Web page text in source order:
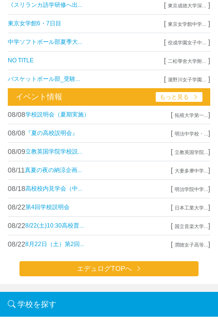
《スリランカ語学研修へ出... [ 東京成徳大学深... ]
東京女学館6・7日目 [ 東京女学館中学... ]
中学ソフトボール部夏季大... [ 佼成学園女子中... ]
NO TITLE [ 二松學舍大学附... ]
バスケットボール部_受験... [ 瀧野川女子学園... ]
イベント情報 もっと見る
08/08学校説明会（夏期実施） [ 拓殖大学第一... ]
08/08 『夏の高校説明会』 [ 明法中学校・... ]
08/09立教英国学院学校説... [ 立教英国学院... ]
08/11 真夏の夜の納涼企画... [ 大妻多摩中学... ]
08/18高校校内見学会（中... [ 明治学院中学... ]
08/22第4回学校説明会 [ 日本工業大学... ]
08/228/22(土)10:30高校普... [ 国立音楽大学... ]
08/228月22日（土）第2回... [ 潤徳女子高等... ]
エデュログTOPへ
学校を探す